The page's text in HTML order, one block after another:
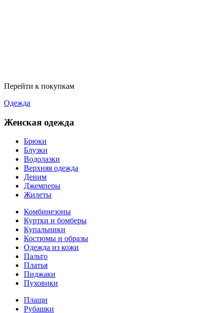
Перейти к покупкам
Одежда
Женская одежда
Брюки
Блузки
Водолазки
Верхняя одежда
Деним
Джемперы
Жилеты
Комбинезоны
Куртки и бомберы
Купальники
Костюмы и образы
Одежда из кожи
Пальто
Платья
Пиджаки
Пуховики
Плащи
Рубашки